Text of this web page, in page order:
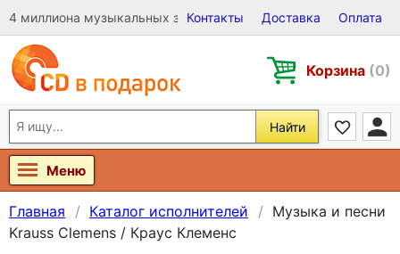
4 миллиона музыкальных записей на Виниле, CD и DVD
Контакты Доставка Оплата
Корзина (0)
Найти
Меню
Главная Каталог исполнителей
Музыка и песни
Krauss Clemens / Краус Клеменс